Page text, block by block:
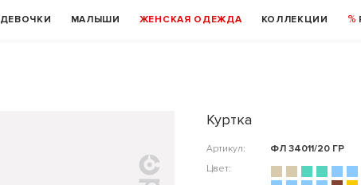
ДЕВОЧКИ МАЛЫШИ ЖЕНСКАЯ ОДЕЖДА КОЛЛЕКЦИИ
Куртка
Артикул:
ФЛ 34011/20 ГР
Цвет: